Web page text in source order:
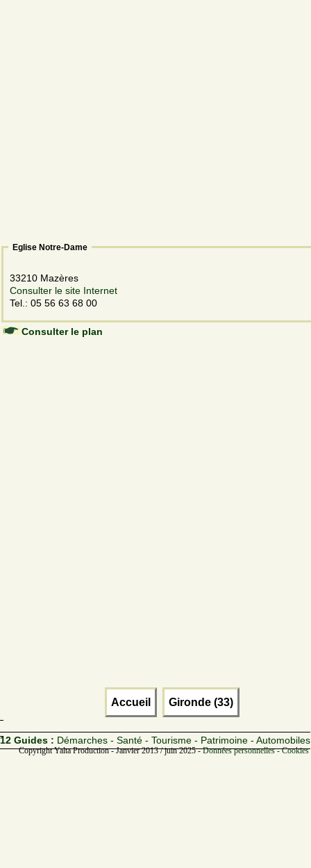
Eglise Notre-Dame
33210 Mazères
Consulter le site Internet
Tel.: 05 56 63 68 00
Consulter le plan
Accueil Gironde (33)
12 Guides : Démarches - Santé - Tourisme - Patrimoine - Automobiles
Copyright Yalta Production - Janvier 2013 / juin 2025 -Données personnelles -